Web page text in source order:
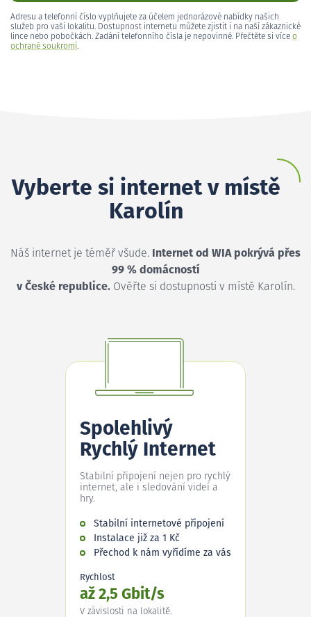
Adresu a telefonní číslo vyplňujete za účelem jednorázové nabídky našich
služeb pro vaši lokalitu. Dostupnost internetu můžete zjistit i na naší zákaznické
lince nebo pobočkách. Zadání telefonního čísla je nepovinné. Přečtěte si více o
ochraně soukromí.
Vyberte si internet v místě
Karolín
Náš internet je téměř všude. Internet od WIA pokrývá přes
99 % domácností
v České republice.Ověřte si dostupnosti v místě Karolín.
Spolehlivý
Rychlý Internet
Stabilní připojení nejen pro rychlý
internet, ale i sledování videí a
hry.
Stabilní internetové připojení
Instalace již za 1 Kč
Přechod k nám vyřídíme za vás
Rychlost
až 2,5 Gbit/s
V závislosti na lokalitě.